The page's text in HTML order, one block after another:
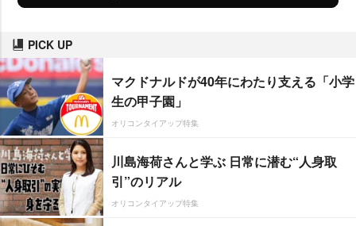
PICK UP
マクドナルドが40年にわたり支える「小学
生の甲子園」
オリコンタイアップ特集
川島海荷さんと学ぶ 日常に潜む“人身取
引”のリアル
オリコンタイアップ特集